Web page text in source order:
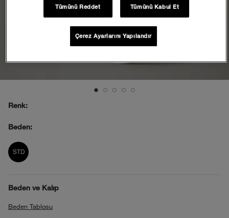
Renk:
Beden:
STD
Beden ve Kalıp
Beden Tablosu
Tümünü Reddet Tümünü Kabul Et
Çerez Ayarlarını Yapılandır